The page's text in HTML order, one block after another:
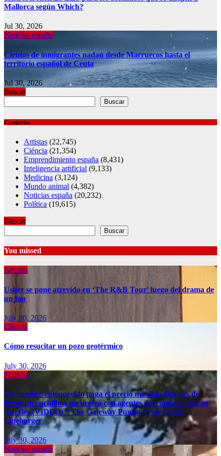
Mallorca según Which?
Jul 30, 2026
Noticias españa
Cientos de inmigrantes nadan desde Marruecos hasta el
territorio español de Ceuta
Jul 30, 2026
Buscar
Buscar
Categorías
Artistas (22,745)
Ciéncia (21,354)
Emprendimiento españa (8,431)
Inteligencia artificial (9,133)
Medicina (3,124)
Mundo animal (4,382)
Noticias españa (20,232)
Política (19,615)
Buscar
Buscar
You missed
Artistas
Usher se pone atrevido en ‘The R&B Tour’ luego del drama de
un fan
July 30, 2026
Ciéncia
Cómo resucitar un pozo geotérmico
July 30, 2026
Política
Un hombre enloquecido paga el precio máximo después de
llevar un cuchillo a un tiroteo con agentes del condado de Los
Ángeles (VIDEO) * The Gateway Pundit * por Cullen
Linebarger
July 30, 2026
Noticias españa